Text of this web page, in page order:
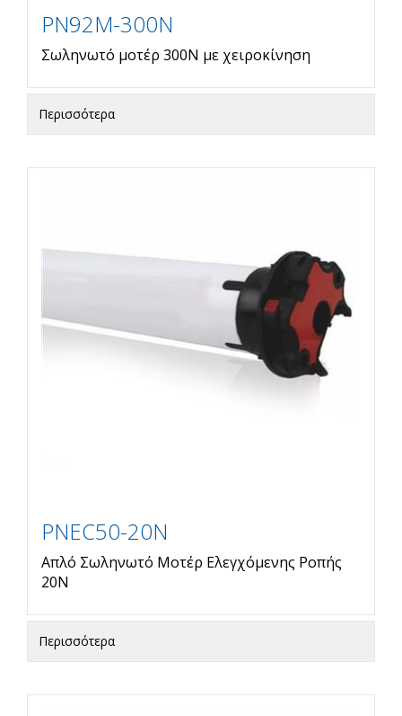
PN92M-300N
Σωληνωτό μοτέρ 300Ν με χειροκίνηση
Περισσότερα
PNEC50-20N
Απλό Σωληνωτό Μοτέρ Ελεγχόμενης Ροπής
20Ν
Περισσότερα